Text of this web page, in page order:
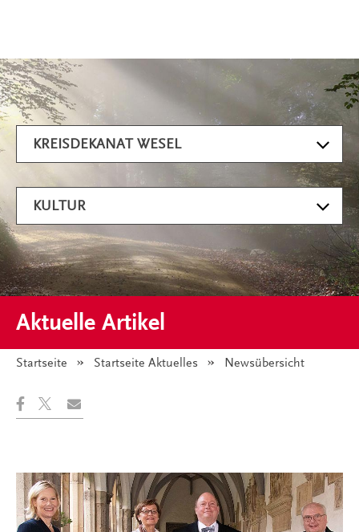
Aktuelle Artikel
Artikel filtern
KREISDEKANAT WESEL
KULTUR
Startseite Startseite Aktuelles Angezeigt:
Newsübersicht